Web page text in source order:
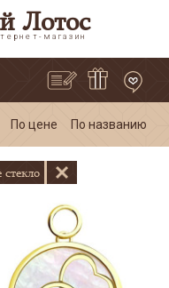
Лотос
магазин
По цене По названию